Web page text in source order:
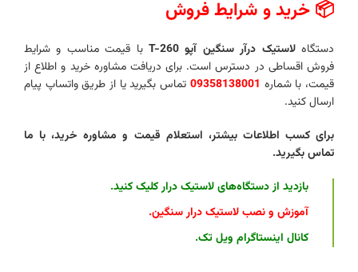
📦 خرید و شرایط فروش
دستگاهلاستیک درآر سنگین آپو T-260
با قیمت مناسب و شرایط
فروش اقساطی در دسترس است. برای دریافت مشاوره خرید و اطلاع از
قیمت، با شماره 09358138001 تماس بگیرید یا از طریق واتساپ پیام
ارسال کنید.
برای کسب اطلاعات بیشتر، استعلام قیمت و مشاوره خرید، با ما
تماس بگیرید.
بازدید از دستگاه‌های لاستیک درار کلیک کنید.
آموزش و نصب لاستیک درار سنگین.
کانال اینستاگرام ویل تک.